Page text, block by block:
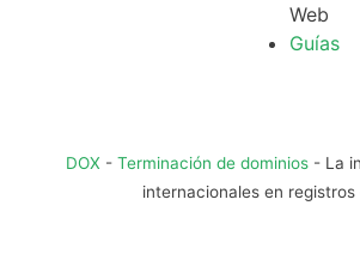
Web
Guías
DOX -Terminación de dominios - La
internacionales en registros